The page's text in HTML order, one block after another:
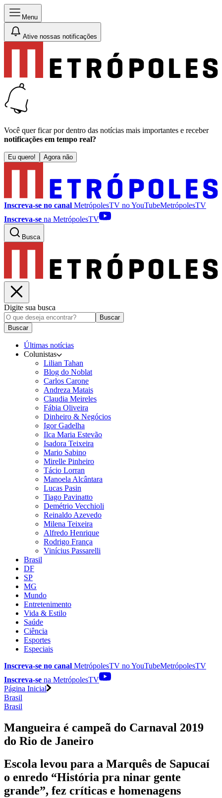
Menu
Ative nossas notificações
Você quer ficar por dentro das notícias mais importantes e receber
notificações em tempo real?
Eu quero! Agora não
Inscreva-se no canal MetrópolesTV noYouTubeMetrópolesTV
Inscreva-se na MetrópolesTV
Busca
Digite sua busca
Buscar
Buscar
Últimas notícias
Colunistas
Lilian Tahan
Blog do Noblat
Carlos Carone
Andreza Matais
Claudia Meireles
Fábia Oliveira
Dinheiro & Negócios
Igor Gadelha
Ilca Maria Estevão
Isadora Teixeira
Mario Sabino
Mirelle Pinheiro
Tácio Lorran
Manoela Alcântara
Lucas Pasin
Tiago Pavinatto
Demétrio Vecchioli
Reinaldo Azevedo
Milena Teixeira
Alfredo Henrique
Rodrigo França
Vinícius Passarelli
Brasil
DF
SP
MG
Mundo
Entretenimento
Vida & Estilo
Saúde
Ciência
Esportes
Especiais
Inscreva-se no canal MetrópolesTV noYouTubeMetrópolesTV
Inscreva-se na MetrópolesTV
Página Inicial
Brasil
Brasil
Mangueira é campeã do Carnaval 2019
do Rio de Janeiro
Escola levou para a Marquês de Sapucaí
o enredo “História pra ninar gente
grande”, fez críticas e homenagens